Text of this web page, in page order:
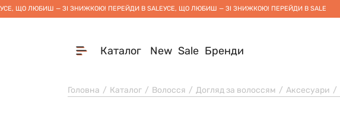
УСЕ, ЩО ЛЮБИШ — ЗІ ЗНИЖКОЮ! ПЕРЕЙДИ В SALEУСЕ, ЩО ЛЮБИШ — ЗІ ЗНИЖКОЮ! ПЕРЕЙДИ В SALE
Каталог New Sale Бренди
Головна Каталог Волосся Догляд за волоссям Аксесуари